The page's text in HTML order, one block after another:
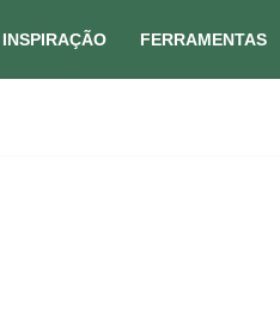
INSPIRAÇÃO FERRAMENTAS